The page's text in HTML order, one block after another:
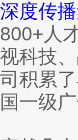
深度传
800+人
视科技
司积累
国一级